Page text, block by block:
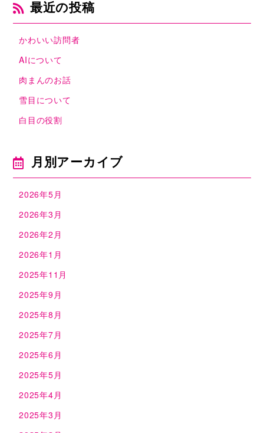
最近の投稿
かわいい訪問者
AIについて
肉まんのお話
雪目について
白目の役割
月別アーカイブ
2026年5月
2026年3月
2026年2月
2026年1月
2025年11月
2025年9月
2025年8月
2025年7月
2025年6月
2025年5月
2025年4月
2025年3月